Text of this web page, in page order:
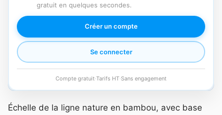
gratuit en quelques secondes.
Créer un compte
Se connecter
Compte gratuit·Tarifs HT·Sans engagement
Échelle de la ligne nature en bambou, avec base